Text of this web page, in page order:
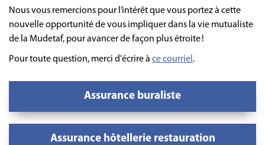
Nous vous remercions pour l’intérêt que vous portez à cette
nouvelle opportunité de vous impliquer dans la vie mutualiste
de la Mudetaf, pour avancer de façon plus étroite !
Pour toute question, merci d'écrire à ce courriel .
Assurance buraliste
Assurance hôtellerie restauration